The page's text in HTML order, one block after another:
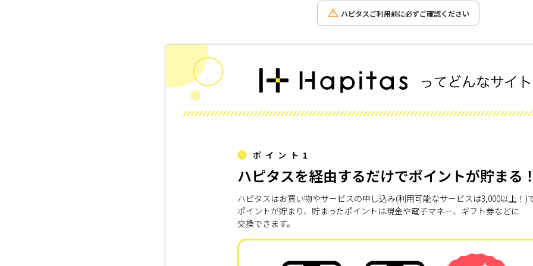
ハピタスご利用前に必ずご確認ください
ポイント1
ハピタスを経由するだけでポイントが貯まる
ハピタスはお買い物やサービスの申し込み(利用可能なサービスは3,000以上！)
ポイントが貯まり、貯まったポイントは現金や電子マネー、ギフト券などに
交換できます。